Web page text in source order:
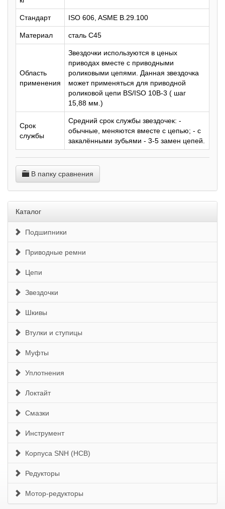
Стандарт ISO 606, ASME B.29.100
Материал сталь C45
Область
применения
Звездочки используются в ценых
приводах вместе с приводными
роликовыми цепями. Данная звездочка
может применяться для приводной
роликовой цепи BS/ISO 10B-3 ( шаг
15,88 мм.)
Срок
службы
Средний срок службы звездочек: -
обычные, меняются вместе с цепью; - с
закалёнными зубьями - 3-5 замен цепей.
В папку сравнения
Каталог
Подшипники
Приводные ремни
Цепи
Звездочки
Шкивы
Втулки и ступицы
Муфты
Уплотнения
Локтайт
Смазки
Инструмент
Корпуса SNH (HCB)
Редукторы
Мотор-редукторы